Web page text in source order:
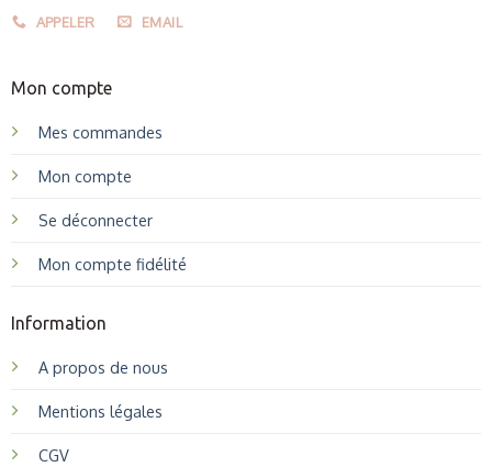
APPELER EMAIL
Mon compte
Mes commandes
Mon compte
Se déconnecter
Mon compte fidélité
Information
A propos de nous
Mentions légales
CGV